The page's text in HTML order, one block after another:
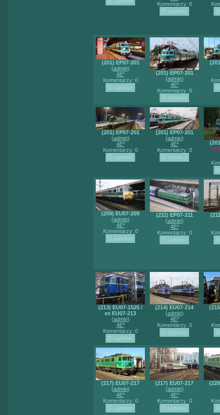
Komentarzy: 0
(201) EP07-201
(admin)
4E*
Komentarzy: 0
(201) EP07-201
(admin)
4E*
Komentarzy: 0
(201) EP07-201
(admin)
4E*
Komentarzy: 0
(201) EP07-201
(admin)
4E*
Komentarzy: 0
(209) EU07-209
(admin)
4E*
Komentarzy: 0
(211) EP07-211
(admin)
4E*
Komentarzy: 0
(213) EU07-1525 /
ex EU07-213
(admin)
4E*
Komentarzy: 0
(214) EU07-214
(admin)
4E*
Komentarzy: 0
(217) EU07-217
(admin)
4E*
Komentarzy: 0
(217) EU07-217
(admin)
4E*
Komentarzy: 0